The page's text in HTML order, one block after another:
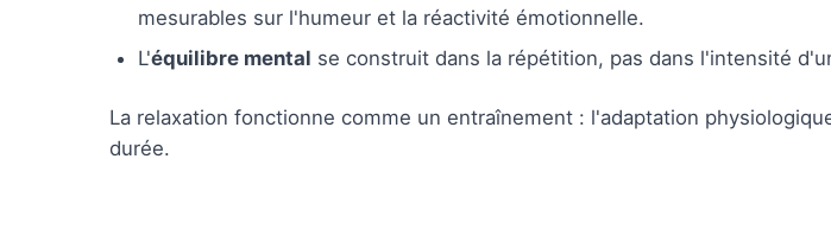
mesurables sur l'humeur et la réactivité émotionnelle.
L'équilibre mental se construit dans la répétition, pas dans l'intensité
La relaxation fonctionne comme un entraînement : l'adaptation
durée.